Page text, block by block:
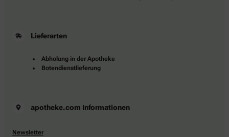
Lieferarten
Abholung in der Apotheke
Botendienstlieferung
apotheke.com Informationen
Newsletter